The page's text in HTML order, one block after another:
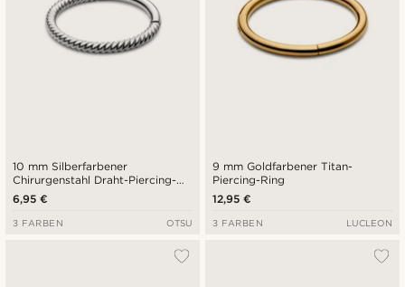
10 mm Silberfarbener
Chirurgenstahl Draht-Piercing-
Ring
6,95 €
3 FARBEN OTSU
9 mm Goldfarbener Titan-
Piercing-Ring
12,95 €
3 FARBEN LUCLEON